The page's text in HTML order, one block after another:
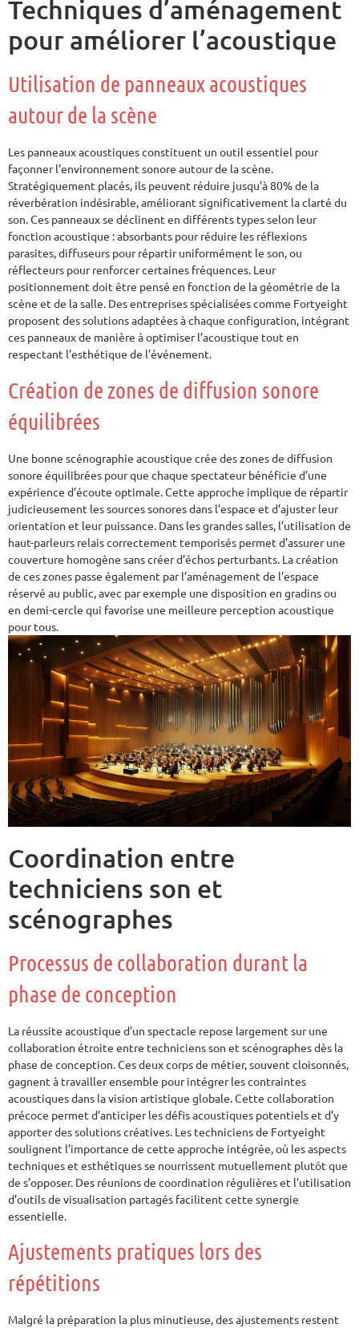
Techniques d’aménagement
pour améliorer l’acoustique
Utilisation de panneaux acoustiques
autour de la scène
Les panneaux acoustiques constituent un outil essentiel pour
façonner l’environnement sonore autour de la scène.
Stratégiquement placés, ils peuvent réduire jusqu’à 80% de la
réverbération indésirable, améliorant significativement la clarté du
son. Ces panneaux se déclinent en différents types selon leur
fonction acoustique : absorbants pour réduire les réflexions
parasites, diffuseurs pour répartir uniformément le son, ou
réflecteurs pour renforcer certaines fréquences. Leur
positionnement doit être pensé en fonction de la géométrie de la
scène et de la salle. Des entreprises spécialisées comme Fortyeight
proposent des solutions adaptées à chaque configuration, intégrant
ces panneaux de manière à optimiser l’acoustique tout en
respectant l’esthétique de l’événement.
Création de zones de diffusion sonore
équilibrées
Une bonne scénographie acoustique crée des zones de diffusion
sonore équilibrées pour que chaque spectateur bénéficie d’une
expérience d’écoute optimale. Cette approche implique de répartir
judicieusement les sources sonores dans l’espace et d’ajuster leur
orientation et leur puissance. Dans les grandes salles, l’utilisation de
haut-parleurs relais correctement temporisés permet d’assurer une
couverture homogène sans créer d’échos perturbants. La création
de ces zones passe également par l’aménagement de l’espace
réservé au public, avec par exemple une disposition en gradins ou
en demi-cercle qui favorise une meilleure perception acoustique
pour tous.
Coordination entre
techniciens son et
scénographes
Processus de collaboration durant la
phase de conception
La réussite acoustique d’un spectacle repose largement sur une
collaboration étroite entre techniciens son et scénographes dès la
phase de conception. Ces deux corps de métier, souvent cloisonnés,
gagnent à travailler ensemble pour intégrer les contraintes
acoustiques dans la vision artistique globale. Cette collaboration
précoce permet d’anticiper les défis acoustiques potentiels et d’y
apporter des solutions créatives. Les techniciens de Fortyeight
soulignent l’importance de cette approche intégrée, où les aspects
techniques et esthétiques se nourrissent mutuellement plutôt que
de s’opposer. Des réunions de coordination régulières et l’utilisation
d’outils de visualisation partagés facilitent cette synergie
essentielle.
Ajustements pratiques lors des
répétitions
Malgré la préparation la plus minutieuse, des ajustements restent